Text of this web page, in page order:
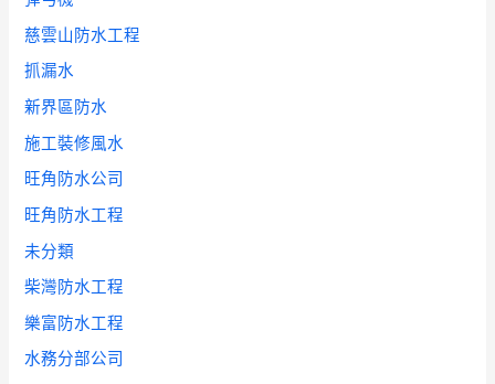
慈雲山防水工程
抓漏水
新界區防水
施工裝修風水
旺角防水公司
旺角防水工程
未分類
柴灣防水工程
樂富防水工程
水務分部公司